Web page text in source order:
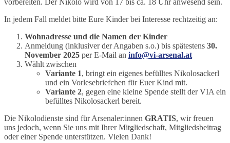
vorbereiten. Der Nikolo wird von 17 bis ca. 18 Uhr anwesend sein.
In jedem Fall meldet bitte Eure Kinder bei Interesse rechtzeitig an:
Wohnadresse und die Namen der Kinder
Anmeldung (inklusiver der Angaben s.o.) bis spätestens 30.
November 2025 per E-Mail an info@vi-arsenal.at
Wählt zwischen
Variante 1, bringt ein eigenes befülltes Nikolosackerl
und ein Vorlesebriefchen für Euer Kind mit.
Variante 2, gegen eine kleine Spende stellt der VIA ein
befülltes Nikolosackerl bereit.
Die Nikolodienste sind für Arsenaler:innen GRATIS, wir freuen
uns jedoch, wenn Sie uns mit Ihrer Mitgliedschaft, Mitgliedsbeitrag
oder einer Spende unterstützen. Vielen Dank!